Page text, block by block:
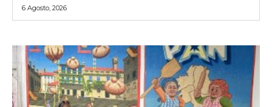
6 Agosto, 2026